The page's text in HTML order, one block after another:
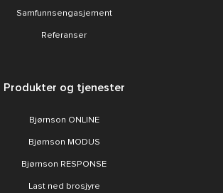
Samfunnsengasjement
Referanser
Produkter og tjenester
Bjørnson ONLINE
Bjørnson MODUS
Bjørnson RESPONSE
Last ned brosjyre